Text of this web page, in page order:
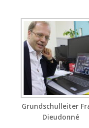
Grundschulleiter
Dieudonné